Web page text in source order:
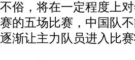
不俗，将在一定程度上
赛的五场比赛，中国队
逐渐让主力队员进入比